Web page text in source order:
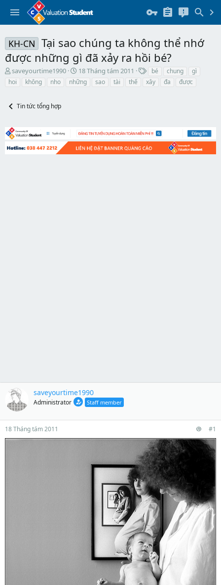
KH-CN Tại sao chúng ta không thể nhớ
được những gì đã xảy ra hồi bé?
T
h
a
t
a
r
saveyourtime1990
N
g
đ
ầ
u
18 Tháng tám 2011
h
bé chung
gì
hoi
không nho những sao tài thế xây đa được
Tin tức tổng hợp
saveyourtime1990
Administrator Staff member
18 Tháng tám 2011 #1